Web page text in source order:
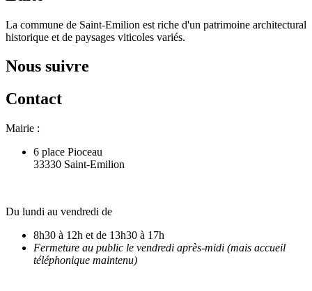
La commune de Saint-Emilion est riche d'un patrimoine architectural
historique et de paysages viticoles variés.
Nous suivre
Contact
Mairie :
6 place Pioceau
33330 Saint-Emilion
Du lundi au vendredi de
8h30 à 12h et de 13h30 à 17h
Fermeture au public le vendredi après-midi (mais accueil
téléphonique maintenu)